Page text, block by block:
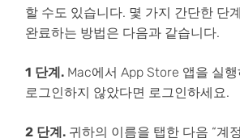
할 수도 있습니다. 몇 가지 간단한 단
완료하는 방법은 다음과 같습니다.
1 단계. Mac에서 App Store 앱을 실행
로그인하지 않았다면 로그인하세요.
2 단계. 귀하의 이름을 탭한 다음 “계